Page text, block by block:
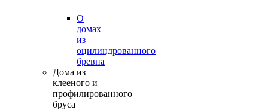
О
домах
из
оцилиндрованного
бревна
Дома из
клееного и
профилированного
бруса